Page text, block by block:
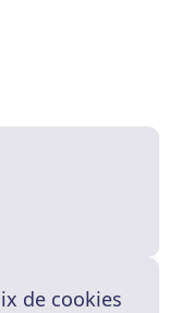
de cookies